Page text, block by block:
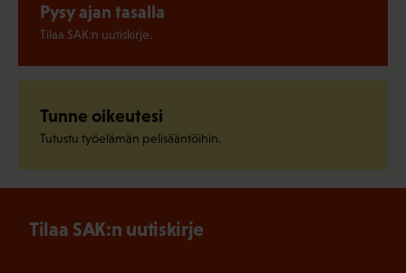
Pysy ajan tasalla
Tilaa SAK:n uutiskirje.
Tunne oikeutesi
Tutustu työelämän pelisääntöihin.
Tilaa SAK:n uutiskirje